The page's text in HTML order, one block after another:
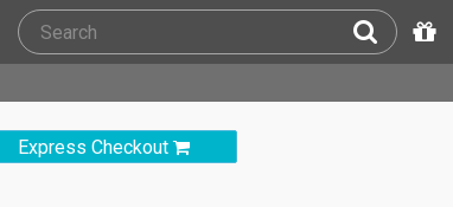
Express Checkout